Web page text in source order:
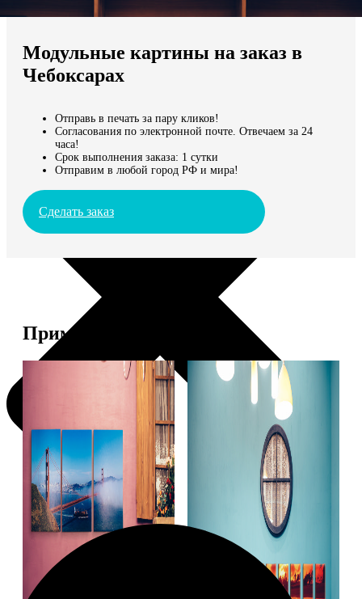
Мы доставляем по всему миру
Продолжить без города
Модульные картины на заказ в
Чебоксарах
Отправь в печать за пару кликов!
Согласования по электронной почте. Отвечаем за 24
часа!
Срок выполнения заказа: 1 сутки
Отправим в любой город РФ и мира!
Сделать заказ
Примеры работ